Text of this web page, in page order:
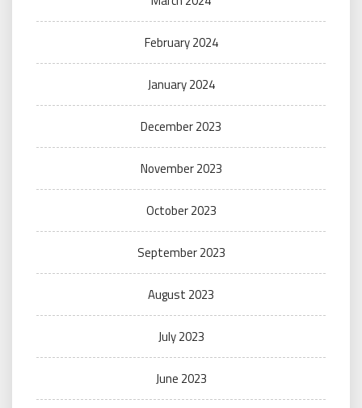
February 2024
January 2024
December 2023
November 2023
October 2023
September 2023
August 2023
July 2023
June 2023